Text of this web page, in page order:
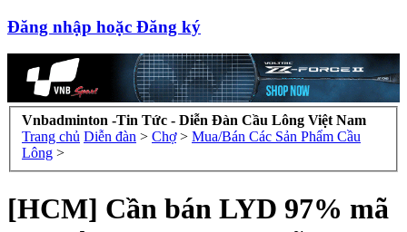
Đăng nhập hoặc Đăng ký
Vnbadminton -Tin Tức - Diễn Đàn Cầu Lông Việt Nam
Trang chủ Diễn đàn > Chợ > Mua/Bán Các Sản Phẩm Cầu
Lông >
[HCM] Cần bán LYD 97% mã